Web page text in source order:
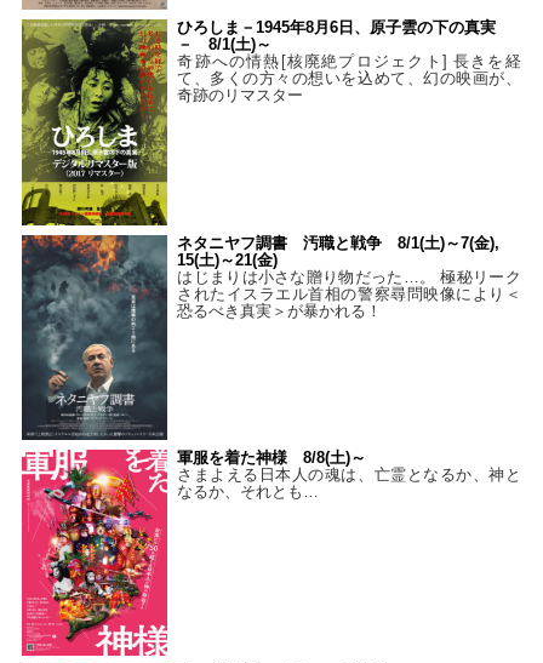
ひろしま－1945年8月6日、原子雲の下の真実
－ 8/1(土)～
奇跡への情熱[核廃絶プロジェクト] 長きを経
て、多くの方々の想いを込めて、幻の映画が、
奇跡のリマスター
ネタニヤフ調書 汚職と戦争 8/1(土)～7(金),
15(土)～21(金)
はじまりは小さな贈り物だった…。 極秘リーク
されたイスラエル首相の警察尋問映像により＜
恐るべき真実＞が暴かれる！
軍服を着た神様 8/8(土)～
さまよえる日本人の魂は、亡霊となるか、神と
なるか、それとも…